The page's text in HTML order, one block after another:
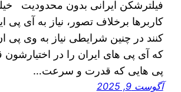
فیلترشکن ایرانی بدون محدودیت
کاربرها برخلاف تصور، نیاز به آی‌ پی
کنند در چنین شرایطی نیاز به وی پی
که آی‌ پی‌ های ایران را در اختیارشون
پی‌ هایی که قدرت و سرعت…
آگوست 9, 2025